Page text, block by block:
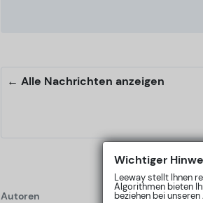
← Alle Nachrichten anzeigen
Autoren
Wichtiger
Leeway stellt Ihnen
Algorithmen bieten
beziehen bei